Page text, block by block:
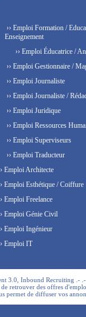
›› Emploi Formation /
Enseignement
›› Emploi Éducatrice /
›› Emploi Gestionnaire /
›› Emploi Journaliste
›› Emploi Journaliste /
›› Emploi Juridique
›› Emploi Ressources
›› Emploi Superviseurs
›› Emploi Traducteur
Emploi Architecte
Emploi Esthétique / Coiffure
Emploi Freelance
Emploi Génie Civil
Emploi Ingénieur
Emploi IT
3.0, Inbound Recruiting .-
retrouver des offres
permet de diffuser vos